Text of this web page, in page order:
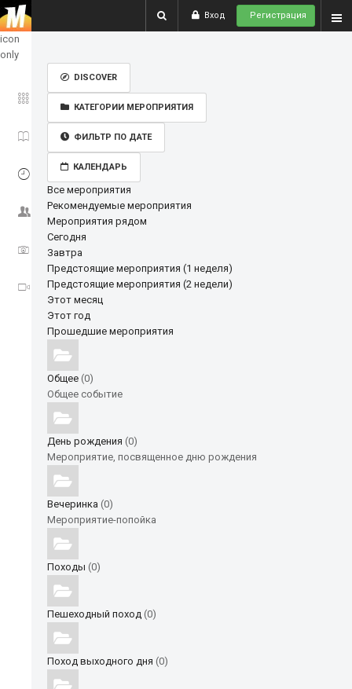
Вход Регистрация
show
icon
only
ГЛАВНОЕ
ИСТОРИИ
СОБЫТИЯ
СООБЩЕСТВО
ФОТО
ВИДЕО
DISCOVER
КАТЕГОРИИ МЕРОПРИЯТИЯ
ФИЛЬТР ПО ДАТЕ
КАЛЕНДАРЬ
Все мероприятия
Рекомендуемые мероприятия
Мероприятия рядом
Сегодня
Завтра
Предстоящие мероприятия (1 неделя)
Предстоящие мероприятия (2 недели)
Этот месяц
Этот год
Прошедшие мероприятия
Общее (0)
Общее событие
День рождения (0)
Мероприятие, посвященное дню рождения
Вечеринка (0)
Мероприятие-попойка
Походы (0)
Пешеходный поход (0)
Поход выходного дня (0)